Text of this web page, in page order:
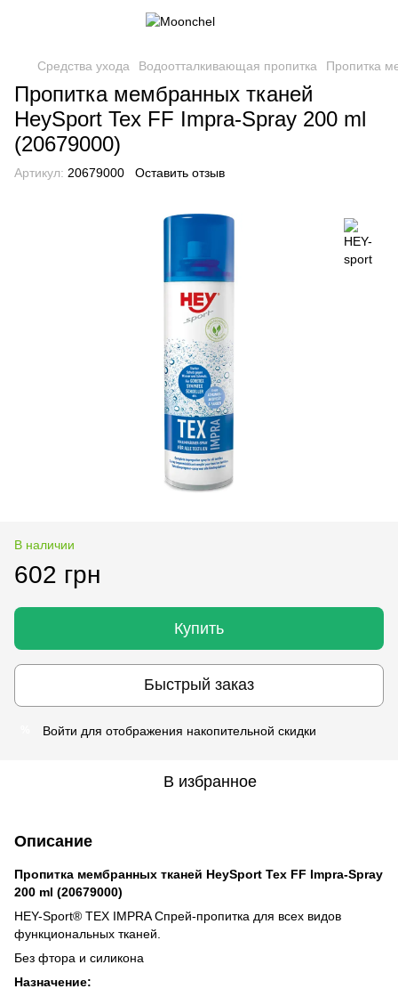
Средства ухода Водоотталкивающая пропитка Пропитка
Пропитка мембранных тканей
HeySport Tex FF Impra-Spray 200 ml
(20679000)
Артикул: 20679000 Оставить отзыв
В наличии
602 грн
Купить
Быстрый заказ
Войти для отображения накопительной скидки
В избранное
Описание
Пропитка мембранных тканей HeySport Tex FF Impra-Spray
200 ml (20679000)
HEY-Sport® TEX IMPRA Спрей-пропитка для всех видов
функциональных тканей.
Без фтора и силикона
Назначение: